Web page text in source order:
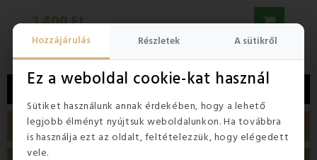
Hozzájárulás Részletek A sütikről
Ez a weboldal cookie-kat használ
Sütiket használunk annak érdekében, hogy a lehető
legjobb élményt nyújtsuk weboldalunkon. Ha továbbra
is használja ezt az oldalt, feltételezzük, hogy elégedett
vele.
1 400 Ft 1
TERMÉK RÉSZLETEI